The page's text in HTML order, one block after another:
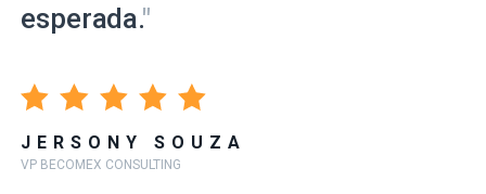
esperada."
JERSONY SOUZA
VP BECOMEX CONSULTING